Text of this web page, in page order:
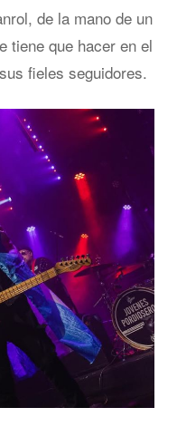
de la mano de un
tiene que hacer en el
fieles seguidores.